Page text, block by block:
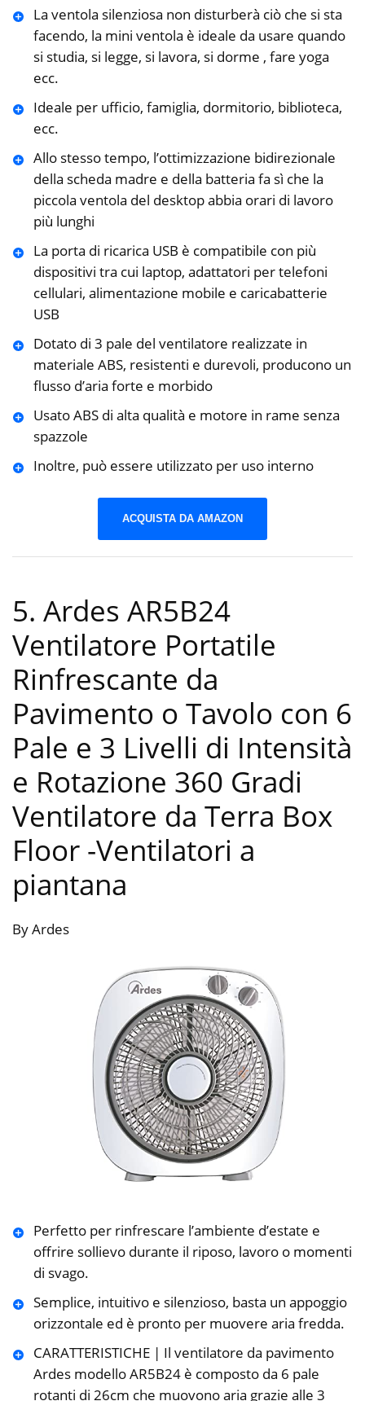
La ventola silenziosa non disturberà ciò che si sta
facendo, la mini ventola è ideale da usare quando
si studia, si legge, si lavora, si dorme , fare yoga
ecc.
Ideale per ufficio, famiglia, dormitorio, biblioteca,
ecc.
Allo stesso tempo, l’ottimizzazione bidirezionale
della scheda madre e della batteria fa sì che la
piccola ventola del desktop abbia orari di lavoro
più lunghi
La porta di ricarica USB è compatibile con più
dispositivi tra cui laptop, adattatori per telefoni
cellulari, alimentazione mobile e caricabatterie
USB
Dotato di 3 pale del ventilatore realizzate in
materiale ABS, resistenti e durevoli, producono un
flusso d’aria forte e morbido
Usato ABS di alta qualità e motore in rame senza
spazzole
Inoltre, può essere utilizzato per uso interno
ACQUISTA DA AMAZON
5. Ardes AR5B24
Ventilatore Portatile
Rinfrescante da
Pavimento o Tavolo con 6
Pale e 3 Livelli di Intensità
e Rotazione 360 Gradi
Ventilatore da Terra Box
Floor -Ventilatori a
piantana
By Ardes
Perfetto per rinfrescare l’ambiente d’estate e
offrire sollievo durante il riposo, lavoro o momenti
di svago.
Semplice, intuitivo e silenzioso, basta un appoggio
orizzontale ed è pronto per muovere aria fredda.
CARATTERISTICHE | Il ventilatore da pavimento
Ardes modello AR5B24 è composto da 6 pale
rotanti di 26cm che muovono aria grazie alle 3